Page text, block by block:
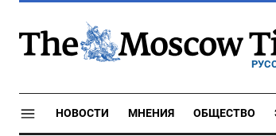
НОВОСТИ МНЕНИЯ ОБЩЕСТВО